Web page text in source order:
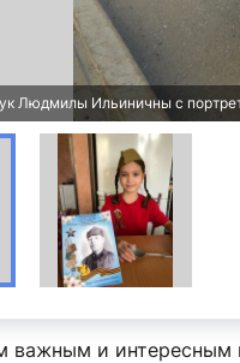
Людмилы Ильиничны с
важным и интересным